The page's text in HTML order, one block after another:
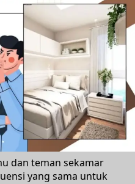
dan teman sekamar
yang sama untuk